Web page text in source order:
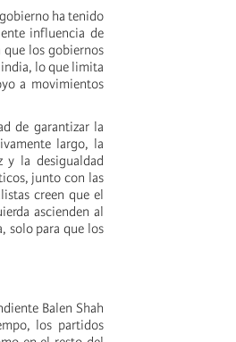
ha tenido
influencia de
los gobiernos
lo que limita
a movimientos
de garantizar la
largo, la
y la desigualdad
junto con las
creen que el
ascienden al
solo para que los
Balen Shah
los partidos